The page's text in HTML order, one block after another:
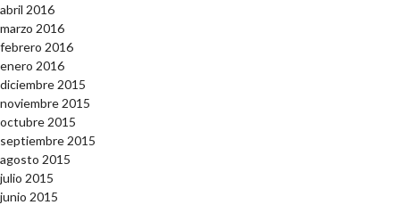
abril 2016
marzo 2016
febrero 2016
enero 2016
diciembre 2015
noviembre 2015
octubre 2015
septiembre 2015
agosto 2015
julio 2015
junio 2015